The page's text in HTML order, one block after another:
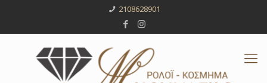
2108628901